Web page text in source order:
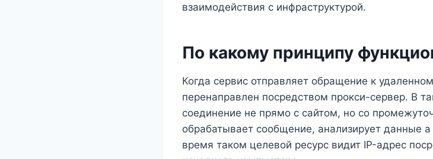
взаимодействия с инфраструктурой.
По какому принципу
Когда сервис отправляет обращение к
перенаправлен посредством прокси-сервер. В
соединение не прямо с сайтом, но со
обрабатывает сообщение, анализирует данные
время таком целевой ресурс видит IP-адрес